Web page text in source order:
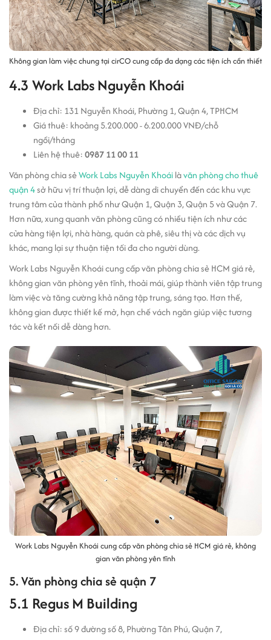
Không gian làm việc chung tại cirCO cung cấp đa dạng các tiện ích cần thiết
4.3 Work Labs Nguyễn Khoái
Địa chỉ: 131 Nguyễn Khoái, Phường 1, Quận 4, TPHCM
Giá thuê: khoảng 5.200.000 - 6.200.000 VNĐ/chỗ
ngồi/tháng
Liên hệ thuê:0987 11 00 11
Văn phòng chia sẻWork Labs Nguyễn Khoáilàvăn phòng cho thuê
quận 4sở hữu vị trí thuận lợi, dễ dàng di chuyển đến các khu vực
trung tâm của thành phố như Quận 1, Quận 3, Quận 5 và Quận 7.
Hơn nữa, xung quanh văn phòng cũng có nhiều tiện ích như các
cửa hàng tiện lợi, nhà hàng, quán cà phê, siêu thị và các dịch vụ
khác, mang lại sự thuận tiện tối đa cho người dùng.
Work Labs Nguyễn Khoái cung cấp văn phòng chia sẻ HCM giá rẻ,
không gian văn phòng yên tĩnh, thoải mái, giúp thành viên tập trung
làm việc và tăng cường khả năng tập trung, sáng tạo. Hơn thế,
không gian được thiết kế mở, hạn chế vách ngăn giúp việc tương
tác và kết nối dễ dàng hơn.
Work Labs Nguyễn Khoái cung cấp văn phòng chia sẻ HCM giá rẻ, không
gian văn phòng yên tĩnh
5. Văn phòng chia sẻ quận 7
5.1 Regus M Building
Địa chỉ: số 9 đường số 8, Phường Tân Phú, Quận 7,